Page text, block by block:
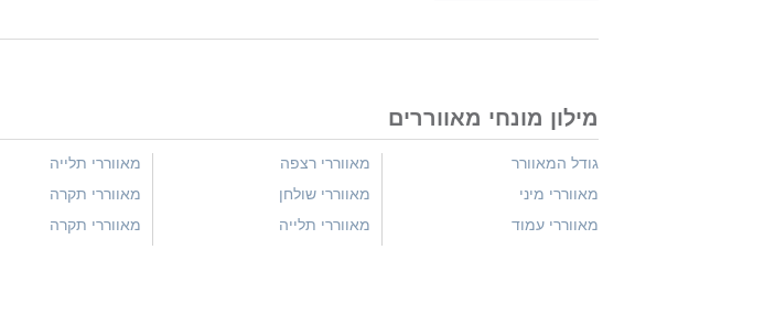
מילון מונחי מאווררים
גודל המאוורר
מאווררי מיני
מאווררי עמוד
מאווררי רצפה
מאווררי שולחן
מאווררי תלייה
מאווררי תלייה
מאווררי תקרה
מאווררי תקרה